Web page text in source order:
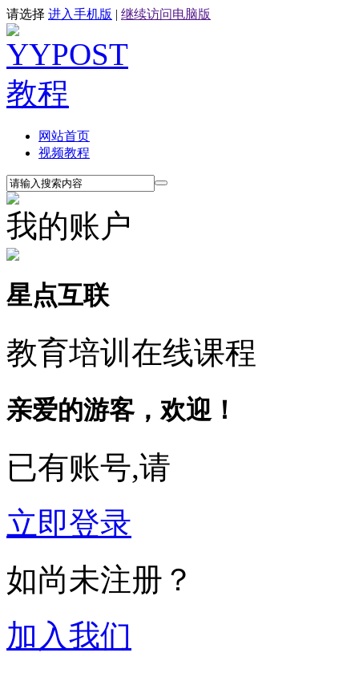
请选择 进入手机版 | 继续访问电脑版
网站首页
视频教程
我的账户
星点互联
教育培训在线课程
亲爱的游客，欢迎！
已有账号,请
立即登录
如尚未注册？
加入我们